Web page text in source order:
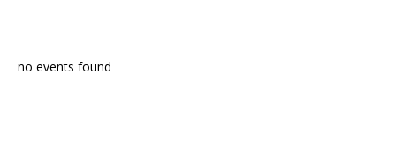
no events found